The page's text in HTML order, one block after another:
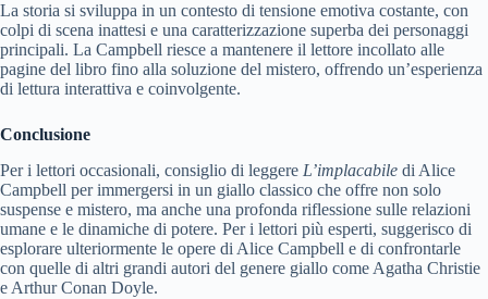
La storia si sviluppa in un contesto di tensione emotiva costante, con
colpi di scena inattesi e una caratterizzazione superba dei personaggi
principali. La Campbell riesce a mantenere il lettore incollato alle
pagine del libro fino alla soluzione del mistero, offrendo un’esperienza
di lettura interattiva e coinvolgente.
Conclusione
Per i lettori occasionali, consiglio di leggere L’implacabile di Alice
Campbell per immergersi in un giallo classico che offre non solo
suspense e mistero, ma anche una profonda riflessione sulle relazioni
umane e le dinamiche di potere. Per i lettori più esperti, suggerisco di
esplorare ulteriormente le opere di Alice Campbell e di confrontarle
con quelle di altri grandi autori del genere giallo come Agatha Christie
e Arthur Conan Doyle.